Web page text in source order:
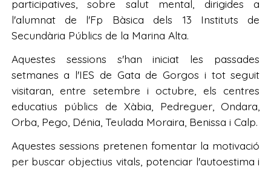
participatives, sobre salut mental, dirigides a
l'alumnat de l'Fp Bàsica dels 13 Instituts de
Secundària Públics de la Marina Alta.
Aquestes sessions s'han iniciat les passades
setmanes a l'IES de Gata de Gorgos i tot seguit
visitaran, entre setembre i octubre, els centres
educatius públics de Xàbia, Pedreguer, Ondara,
Orba, Pego, Dénia, Teulada Moraira, Benissa i Calp.
Aquestes sessions pretenen fomentar la motivació
per buscar objectius vitals, potenciar l'autoestima i